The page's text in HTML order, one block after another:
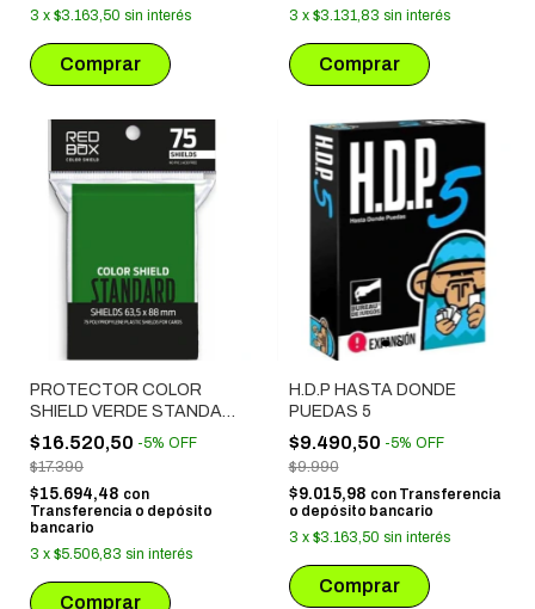
3 x $3.163,50 sin interés
3 x $3.131,83 sin interés
PROTECTOR COLOR
SHIELD VERDE STANDARD
(63.5X88 MM) 75
UNIDADES
$16.520,50 -5% OFF
$17.390
$15.694,48 con
Transferencia o depósito
bancario
3 x $5.506,83 sin interés
H.D.P HASTA DONDE
PUEDAS 5
$9.490,50 -5% OFF
$9.990
$9.015,98 con Transferencia
o depósito bancario
3 x $3.163,50 sin interés